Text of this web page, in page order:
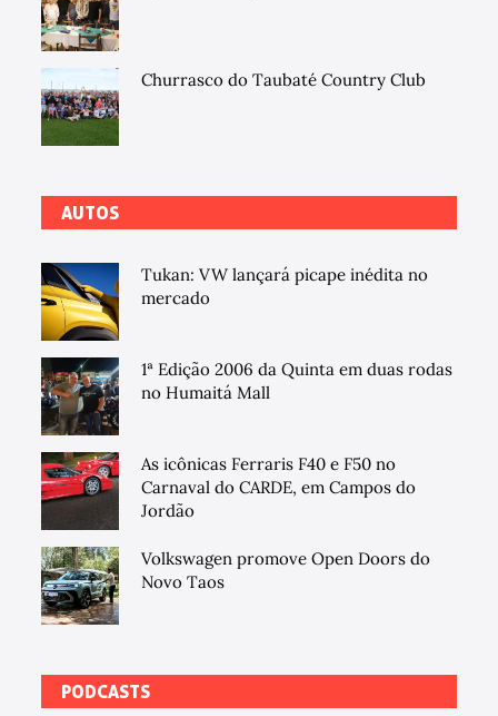
Churrasco do Taubaté Country Club
AUTOS
Tukan: VW lançará picape inédita no
mercado
1ª Edição 2006 da Quinta em duas rodas
no Humaitá Mall
As icônicas Ferraris F40 e F50 no
Carnaval do CARDE, em Campos do
Jordão
Volkswagen promove Open Doors do
Novo Taos
PODCASTS